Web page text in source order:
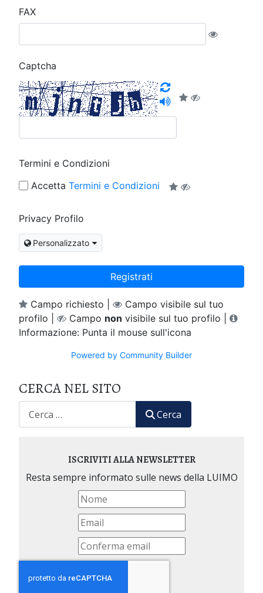
FAX
Captcha
Termini e Condizioni
Accetta Termini e Condizioni
Privacy Profilo
Personalizzato
Registrati
Campo richiesto |
Campo visibile sul tuo
profilo |
Campo non visibile sul tuo profilo |
Informazione: Punta il mouse sull'icona
Powered by Community Builder
CERCA NEL SITO
Cerca
ISCRIVITI ALLA NEWSLETTER
Resta sempre informato sulle news della LUIMO